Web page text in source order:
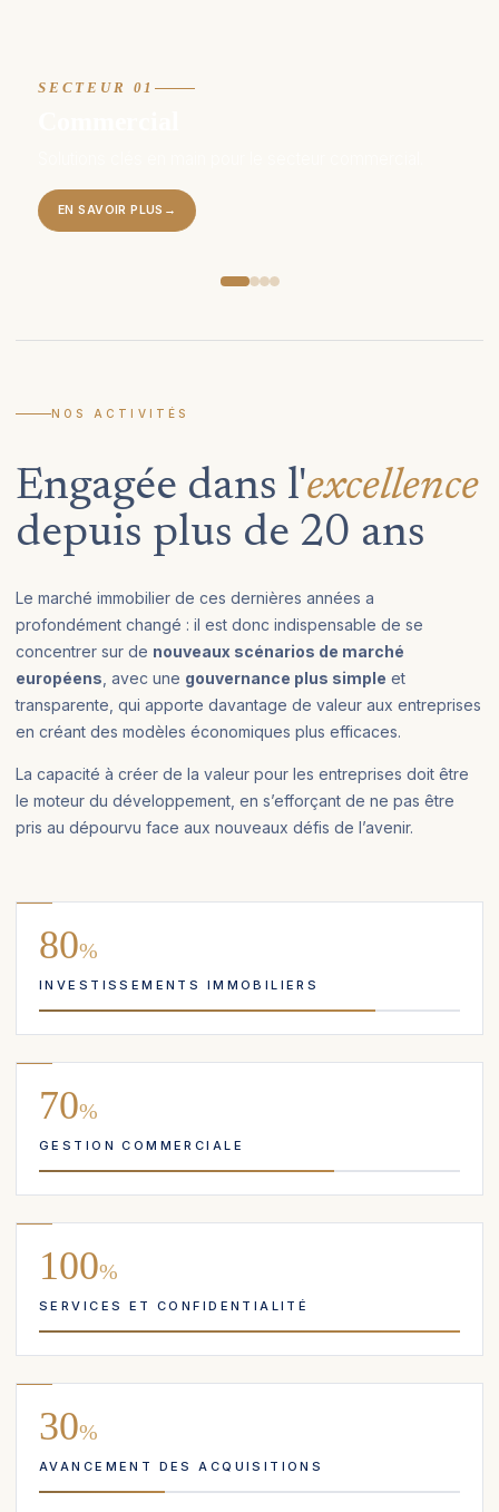
SECTEUR 01
EN SAVOIR PLUS →
NOS ACTIVITÉS
Engagée dans l'excellence
depuis plus de 20 ans
Le marché immobilier de ces dernières années a
profondément changé : il est donc indispensable de se
concentrer sur de nouveaux scénarios de marché
européens , avec une gouvernance plus simple et
transparente, qui apporte davantage de valeur aux entreprises
en créant des modèles économiques plus efficaces.
La capacité à créer de la valeur pour les entreprises doit être
le moteur du développement, en s’efforçant de ne pas être
pris au dépourvu face aux nouveaux défis de l’avenir.
80%
INVESTISSEMENTS IMMOBILIERS
70%
GESTION COMMERCIALE
100%
SERVICES ET CONFIDENTIALITÉ
30%
AVANCEMENT DES ACQUISITIONS